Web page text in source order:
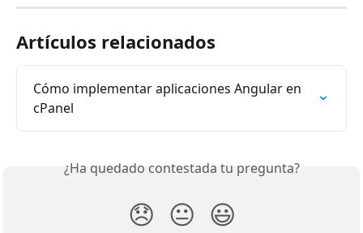
Artículos relacionados
Cómo implementar aplicaciones Angular en
cPanel
¿Ha quedado contestada tu pregunta?
😞 😐 😃